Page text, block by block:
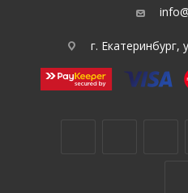
г. Екатеринбург,